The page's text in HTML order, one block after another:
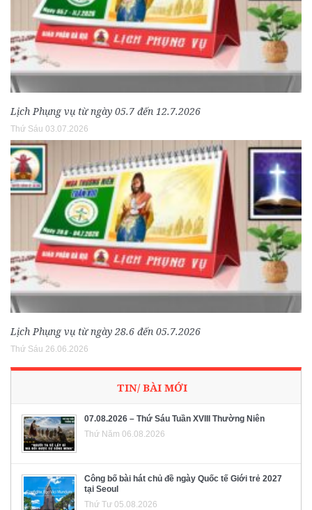
Lịch Phụng vụ từ ngày 05.7 đến 12.7.2026
Thứ Sáu 03.07.2026
Lịch Phụng vụ từ ngày 28.6 đến 05.7.2026
Thứ Sáu 26.06.2026
TIN/ BÀI MỚI
07.08.2026 – Thứ Sáu Tuần XVIII Thường Niên
Thứ Năm 06.08.2026
Công bố bài hát chủ đề ngày Quốc tế Giới trẻ 2027
tại Seoul
Thứ Tư 05.08.2026